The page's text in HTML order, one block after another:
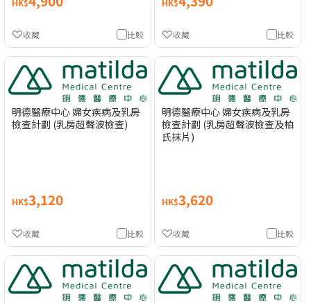
HK$
比較
收藏
HK$
比較
收藏
明德醫療中心 婦女疾病及乳房
檢查計劃 (乳房超聲波檢查)
HK$3,120
比較
收藏
明德醫療中心 婦女疾病及乳房
檢查計劃 (乳房超聲波檢查及柏
氏抹片)
HK$3,620
比較
收藏